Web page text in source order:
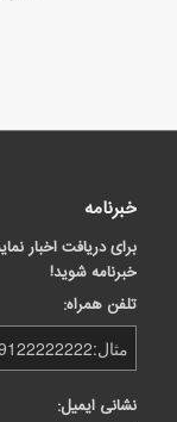
خبرنامه
برای دریافت اخبار
خبرنامه شوید!
تلفن همراه:
نشانی ایمیل: